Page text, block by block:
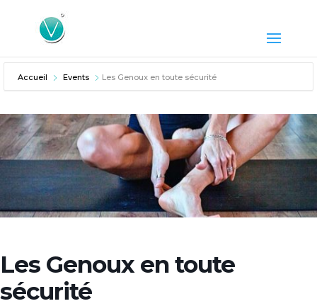
Accueil Events Les Genoux en toute sécurité
Les Genoux en toute
sécurité